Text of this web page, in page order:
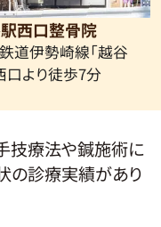
西口整骨院
道伊勢崎線「越谷
口より徒歩7分
技療法や鍼施術に
の診療実績があり